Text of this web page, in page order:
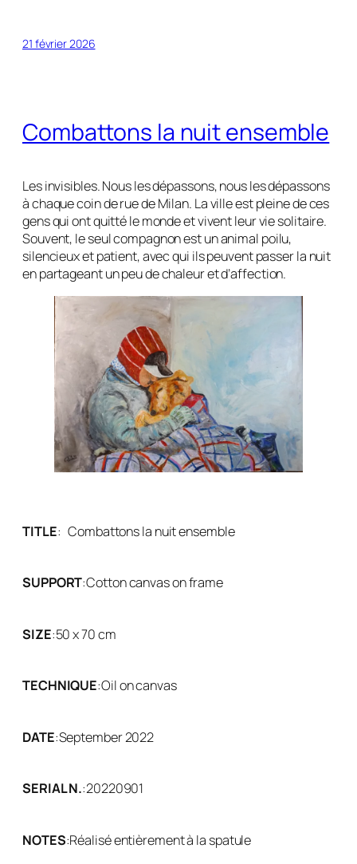
21 février 2026
Combattons la nuit ensemble
Les invisibles. Nous les dépassons, nous les dépassons
à chaque coin de rue de Milan. La ville est pleine de ces
gens qui ont quitté le monde et vivent leur vie solitaire.
Souvent, le seul compagnon est un animal poilu,
silencieux et patient, avec qui ils peuvent passer la nuit
en partageant un peu de chaleur et d’affection.
TITLE:Combattons la nuit ensemble
SUPPORT:Cotton canvas on frame
SIZE:50 x 70 cm
TECHNIQUE:Oil on canvas
DATE:September 2022
SERIAL N.:20220901
NOTES:Réalisé entièrement à la spatule